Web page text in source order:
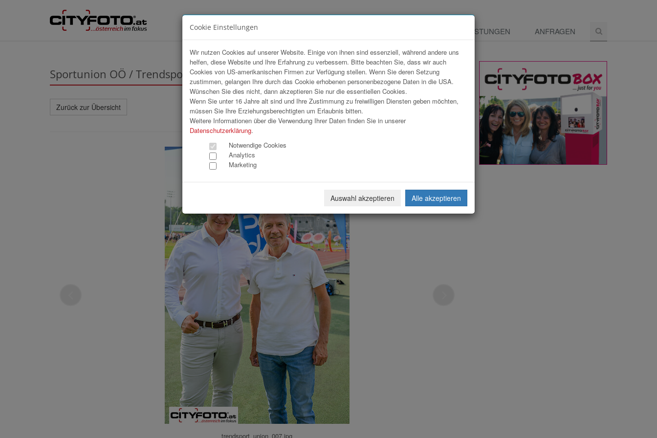
LEISTUNGEN ANFRAGEN
Sportunion OÖ / Trendsportfestival 2026
Zurück zur Übersicht Download Weiterleiten
trendsport_union_007.jpg
Cookie Einstellungen
Wir nutzen Cookies auf unserer Website. Einige von ihnen sind essenziell, während andere uns
helfen, diese Website und Ihre Erfahrung zu verbessern. Bitte beachten Sie, dass wir auch
Cookies von US-amerikanischen Firmen zur Verfügung stellen. Wenn Sie deren Setzung
zustimmen, gelangen Ihre durch das Cookie erhobenen personenbezogene Daten in die USA.
Wünschen Sie dies nicht, dann akzeptieren Sie nur die essentiellen Cookies.
Wenn Sie unter 16 Jahre alt sind und Ihre Zustimmung zu freiwilligen Diensten geben möchten,
müssen Sie Ihre Erziehungsberechtigten um Erlaubnis bitten.
Weitere Informationen über die Verwendung Ihrer Daten finden Sie in unserer
Datenschutzerklärung.
Notwendige Cookies
Analytics
Marketing
Auswahl akzeptieren Alle akzeptieren